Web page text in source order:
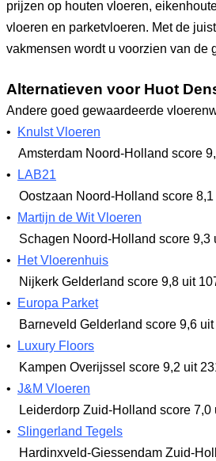
prijzen op houten vloeren,
vloeren en parketvloeren. Met de
vakmensen wordt u voorzien van de
Alternatieven voor Huot
Andere goed gewaardeerde
•
Knulst Vloeren
Amsterdam Noord-Holland score
•
LAB21
Oostzaan Noord-Holland score 8,1
•
Martijn de Wit Vloeren
Schagen Noord-Holland score 9,3
•
Het Vloerenhuis
Nijkerk Gelderland score 9,8 uit
•
Europa Parket
Barneveld Gelderland score 9,6
•
Luxury Floors
Kampen Overijssel score 9,2 uit
• J&M Vloeren
Leiderdorp Zuid-Holland score 7,0
• Slingerland Tegels
Hardinxveld-Giessendam Zuid-